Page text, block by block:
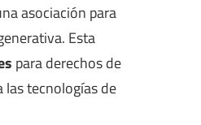
asociación para
Esta
para derechos de
tecnologías de